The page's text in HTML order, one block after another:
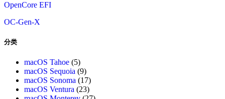
OpenCore EFI
OC-Gen-X
分类
macOS Tahoe (5)
macOS Sequoia (9)
macOS Sonoma (17)
macOS Ventura (23)